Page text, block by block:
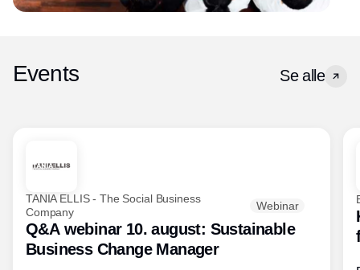
Events Se alle
TANIA ELLIS - The Social Business
Company
Webinar
Q&A webinar 10. august: Sustainable
Business Change Manager